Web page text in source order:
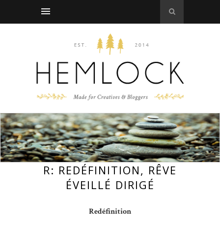
R: REDÉFINITION, RÊVE
ÉVEILLÉ DIRIGÉ
Redéfinition